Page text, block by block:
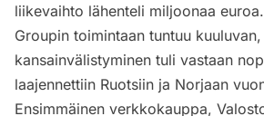
liikevaihto lähenteli miljoonaa
Groupin toimintaan tuntuu kuuluvan,
kansainvälistyminen tuli vastaan
laajennettiin Ruotsiin ja Norjaan
Ensimmäinen verkkokauppa,